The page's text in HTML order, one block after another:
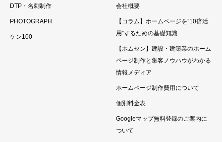
DTP・名刺制作
PHOTOGRAPH
ケン100
会社概要
【コラム】ホームページを”10倍活
用”するための基礎知識
【ホムセン】建設・建築業のホーム
ページ制作と集客ノウハウがわかる
情報メディア
ホームページ制作費用について
個別料金表
Googleマップ無料登録のご案内に
ついて